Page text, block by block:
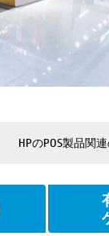
HPのPOS製品関